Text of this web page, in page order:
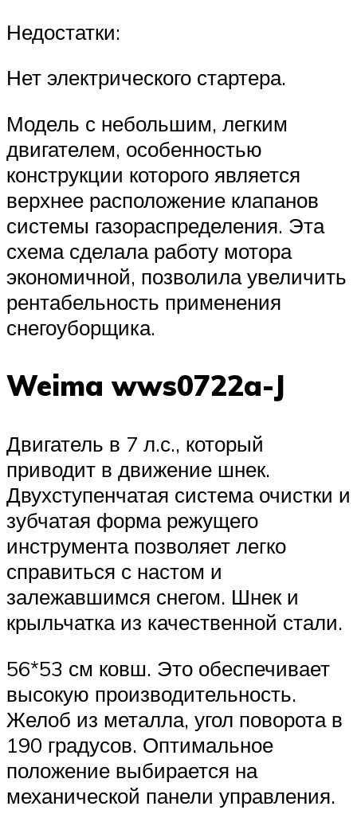
Недостатки:
Нет электрического стартера.
Модель с небольшим, легким
двигателем, особенностью
конструкции которого является
верхнее расположение клапанов
системы газораспределения. Эта
схема сделала работу мотора
экономичной, позволила увеличить
рентабельность применения
снегоуборщика.
Weima wws0722a-J
Двигатель в 7 л.с., который
приводит в движение шнек.
Двухступенчатая система очистки и
зубчатая форма режущего
инструмента позволяет легко
справиться с настом и
залежавшимся снегом. Шнек и
крыльчатка из качественной стали.
56*53 см ковш. Это обеспечивает
высокую производительность.
Желоб из металла, угол поворота в
190 градусов. Оптимальное
положение выбирается на
механической панели управления.